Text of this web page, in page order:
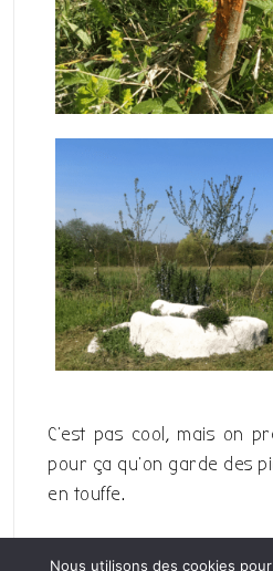
C’est pas cool, mais on
pour ça qu’on garde des
en touffe.
Nous utilisons des cookies